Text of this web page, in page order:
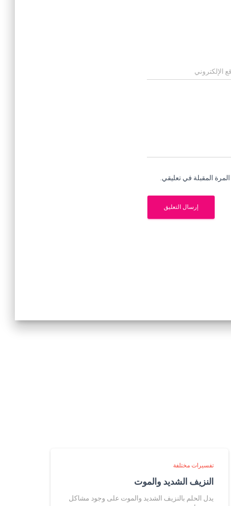
الإلكتروني
المقبلة في تعليقي.
تفسيرات مختلفة
النزيف الشديد والموت
يدل الحلم بالنزيف الشديد والموت على وجود مشاكل